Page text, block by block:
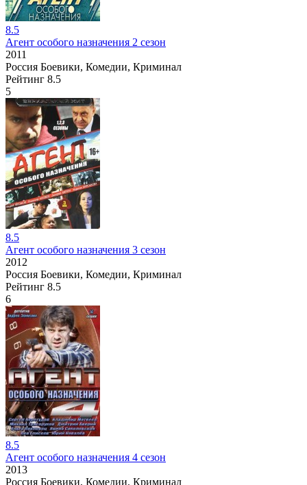
8.5
Агент особого назначения 2 сезон
2011
Россия Боевики, Комедии, Криминал
Рейтинг 8.5
5
8.5
Агент особого назначения 3 сезон
2012
Россия Боевики, Комедии, Криминал
Рейтинг 8.5
6
8.5
Агент особого назначения 4 сезон
2013
Россия Боевики, Комедии, Криминал